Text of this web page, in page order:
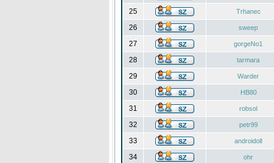
25
Trhanec
26
sweep
27
gorgeNo1
28
tarmara
29
Warder
30
HB80
31
robsol
32
petr99
33
androidoll
34
ohr